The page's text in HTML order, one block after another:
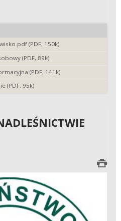
(PDF, 150k)
(PDF, 89k)
(PDF, 141k)
(PDF, 95k)